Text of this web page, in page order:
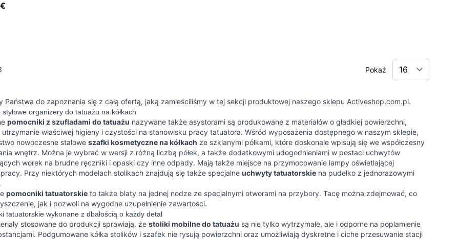
Pokaż
Państwa do zapoznania się z całą ofertą, jaką zamieściliśmy w tej sekcji produktowej naszego sklepu Activeshop.com.pl.
stylowe organizery do tatuażu na kółkach
pomocniki z szufladami do tatuażu nazywane także asystorami są produkowane z materiałów o gładkiej powierzchni,
utrzymanie właściwej higieny i czystości na stanowisku pracy tatuatora. Wśród wyposażenia dostępnego w naszym sklepie,
nowoczesne stalowe szafki kosmetyczne na kółkach ze szklanymi półkami, które doskonale wpisują się we współczesny
wnętrz. Można je wybrać w wersji z różną liczbą półek, a także dodatkowymi udogodnieniami w postaci uchwytów
worek na brudne ręczniki i opaski czy inne odpady. Mają także miejsce na przymocowanie lampy oświetlającej
Przy niektórych modelach stolikach znajdują się także specjalne uchwyty tatuatorskie na pudełko z jednorazowymi
pomocniki tatuatorskie to także blaty na jednej nodze ze specjalnymi otworami na przybory. Tacę można zdejmować, co
jak i pozwoli na wygodne uzupełnienie zawartości.
tatuatorskie wykonane z dbałością o każdy detal
stosowane do produkcji sprawiają, że stoliki mobilne do tatuażu są nie tylko wytrzymałe, ale i odporne na poplamienie
Podgumowane kółka stolików i szafek nie rysują powierzchni oraz umożliwiają dyskretne i ciche przesuwanie stacji